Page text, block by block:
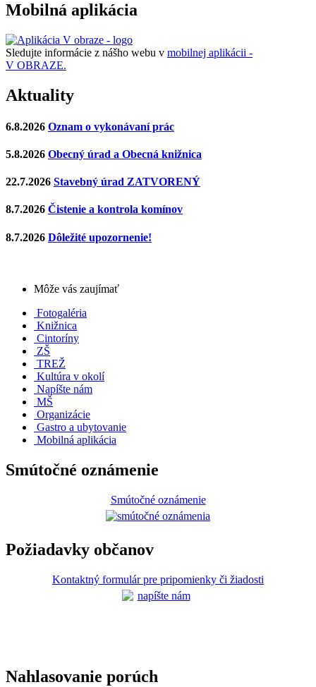
Mobilná aplikácia
Sledujte informácie z nášho webu v mobilnej aplikácii -
V OBRAZE.
Aktuality
6.8.2026 Oznam o vykonávaní prác
5.8.2026 Obecný úrad a Obecná knižnica
22.7.2026 Stavebný úrad ZATVORENÝ
8.7.2026 Čistenie a kontrola komínov
8.7.2026 Dôležité upozornenie!
Môže vás zaujímať
Fotogaléria
Knižnica
Cintoríny
ZŠ
TREŽ
Kultúra v okolí
Napíšte nám
MŠ
Organizácie
Gastro a ubytovanie
Mobilná aplikácia
Smútočné oznámenie
Smútočné oznámenie
Požiadavky občanov
Kontaktný formulár pre pripomienky či žiadosti
Nahlasovanie porúch